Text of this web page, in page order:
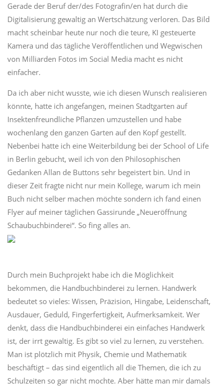
Gerade der Beruf der/des Fotografin/en hat durch die
Digitalisierung gewaltig an Wertschätzung verloren. Das Bild
macht scheinbar heute nur noch die teure, KI gesteuerte
Kamera und das tägliche Veröffentlichen und Wegwischen
von Milliarden Fotos im Social Media macht es nicht
einfacher.
Da ich aber nicht wusste, wie ich diesen Wunsch realisieren
könnte, hatte ich angefangen, meinen Stadtgarten auf
Insektenfreundliche Pflanzen umzustellen und habe
wochenlang den ganzen Garten auf den Kopf gestellt.
Nebenbei hatte ich eine Weiterbildung bei der School of Life
in Berlin gebucht, weil ich von den Philosophischen
Gedanken Allan de Buttons sehr begeistert bin. Und in
dieser Zeit fragte nicht nur mein Kollege, warum ich mein
Buch nicht selber machen möchte sondern ich fand einen
Flyer auf meiner täglichen Gassirunde „Neueröffnung
Schaubuchbinderei“. So fing alles an.
Durch mein Buchprojekt habe ich die Möglichkeit
bekommen, die Handbuchbinderei zu lernen. Handwerk
bedeutet so vieles: Wissen, Präzision, Hingabe, Leidenschaft,
Ausdauer, Geduld, Fingerfertigkeit, Aufmerksamkeit. Wer
denkt, dass die Handbuchbinderei ein einfaches Handwerk
ist, der irrt gewaltig. Es gibt so viel zu lernen, zu verstehen.
Man ist plötzlich mit Physik, Chemie und Mathematik
beschäftigt – das sind eigentlich all die Themen, die ich zu
Schulzeiten so gar nicht mochte. Aber hätte man mir damals